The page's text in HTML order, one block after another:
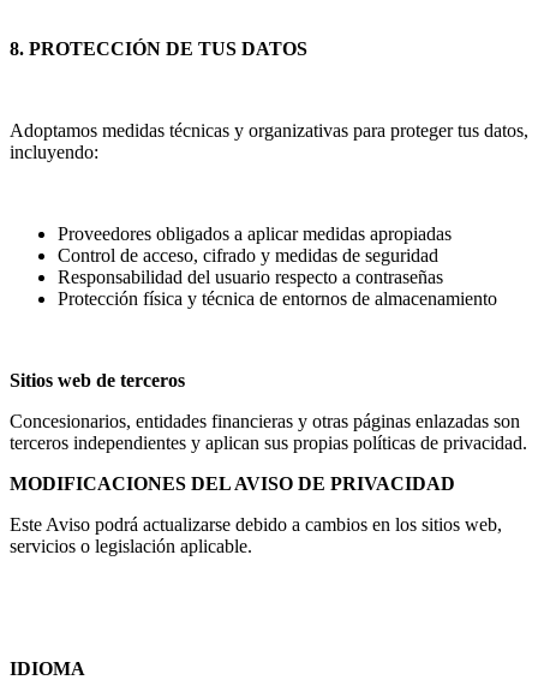
8. PROTECCIÓN DE TUS DATOS
Adoptamos medidas técnicas y organizativas para proteger tus datos,
incluyendo:
Proveedores obligados a aplicar medidas apropiadas
Control de acceso, cifrado y medidas de seguridad
Responsabilidad del usuario respecto a contraseñas
Protección física y técnica de entornos de almacenamiento
Sitios web de terceros
Concesionarios, entidades financieras y otras páginas enlazadas son
terceros independientes y aplican sus propias políticas de privacidad.
MODIFICACIONES DEL AVISO DE PRIVACIDAD
Este Aviso podrá actualizarse debido a cambios en los sitios web,
servicios o legislación aplicable.
IDIOMA